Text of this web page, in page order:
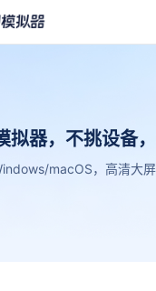
拟器，不挑设备，
macOS，高清大